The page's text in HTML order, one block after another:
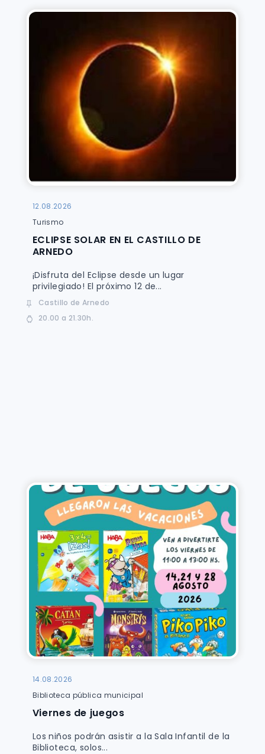
12.08.2026
Turismo
ECLIPSE SOLAR EN EL CASTILLO DE
ARNEDO
¡Disfruta del Eclipse desde un lugar
privilegiado! El próximo 12 de...
Castillo de Arnedo
20.00 a 21.30h.
14.08.2026
Biblioteca pública municipal
Viernes de juegos
Los niños podrán asistir a la Sala Infantil de la
Biblioteca, solos...